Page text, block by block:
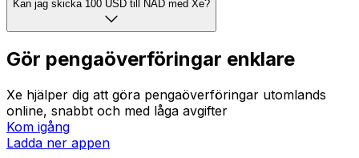
Kan jag skicka 100 USD till NAD med Xe?
Gör pengaöverföringar enklare
Xe hjälper dig att göra pengaöverföringar utomlands
online, snabbt och med låga avgifter
Kom igång
Ladda ner appen